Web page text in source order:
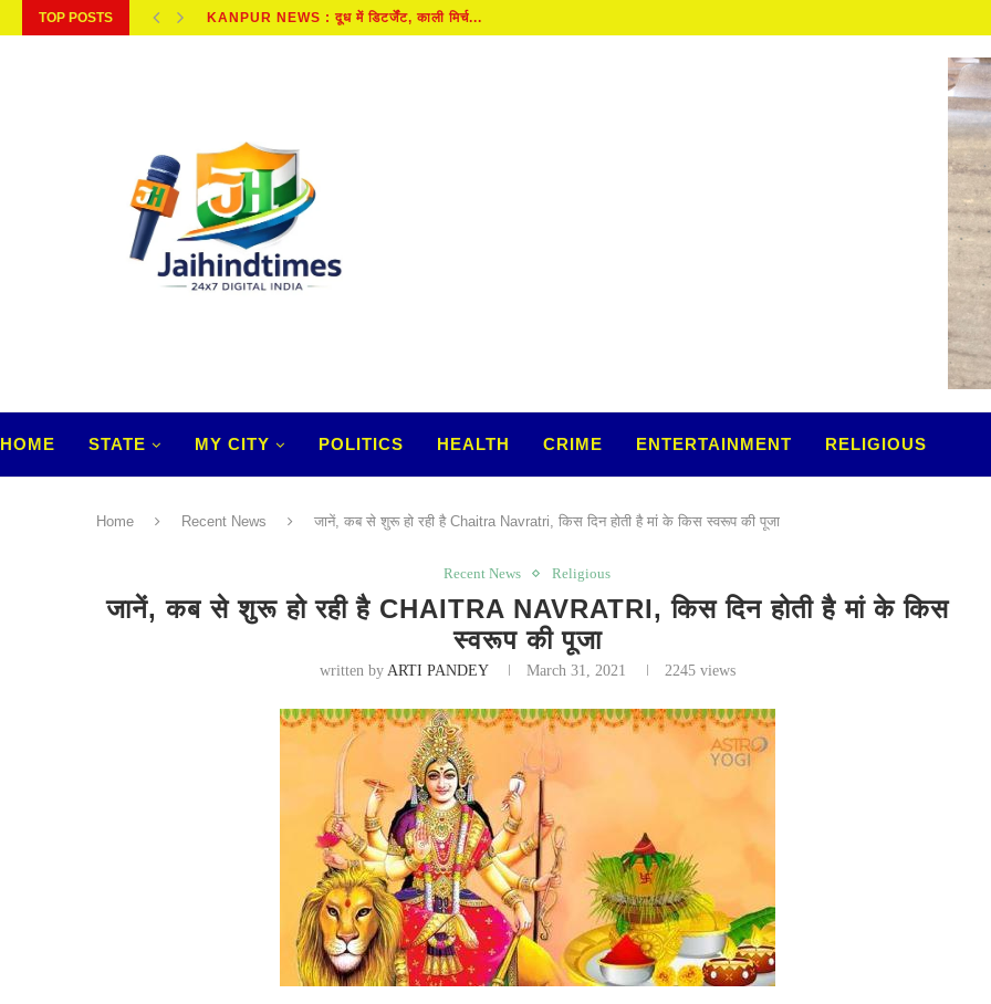
TOP POSTS शराब के सेवन से परेशानियों, पुराने दर्द और...
HOME STATE MY CITY POLITICS HEALTH CRIME ENTERTAINMENT RELIGIOUS
Home Recent News जानें, कब से शुरू हो रही है Chaitra Navratri, किस दिन होती है मां के किस स्वरूप की पूजा
Recent News Religious
जानें, कब से शुरू हो रही है CHAITRA NAVRATRI, किस दिन होती है मां के किस
स्वरूप की पूजा
written by ARTI PANDEY March 31, 2021 2245views